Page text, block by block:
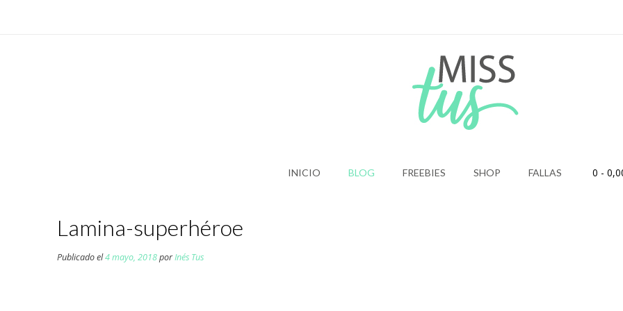
INICIO BLOG FREEBIES SHOP FALLAS 0 -
Lamina-superhéroe
Publicado el4 mayo, 2018porInés Tus